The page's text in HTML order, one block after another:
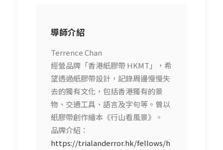
導師介紹
Terrence Chan
經營品牌「香港紙膠帶 HKMT」，希
望透過紙膠帶設計，記錄周邊慢慢失
去的獨有文化，包括香港獨有的景
物、交通工具、語言及字句等。曾以
紙膠帶創作繪本《行山看風景》。
品牌介紹：
https://trialanderror.hk/fellows/h